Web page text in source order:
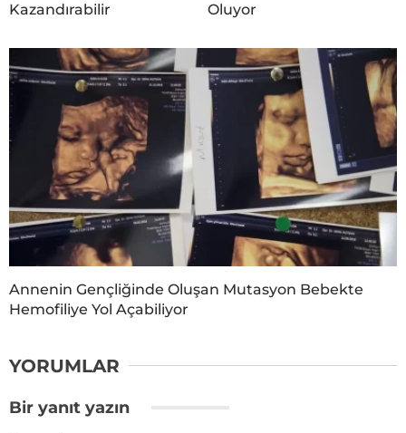
Kazandırabilir
Oluyor
Annenin Gençliğinde Oluşan Mutasyon Bebekte
Hemofiliye Yol Açabiliyor
YORUMLAR
Bir yanıt yazın